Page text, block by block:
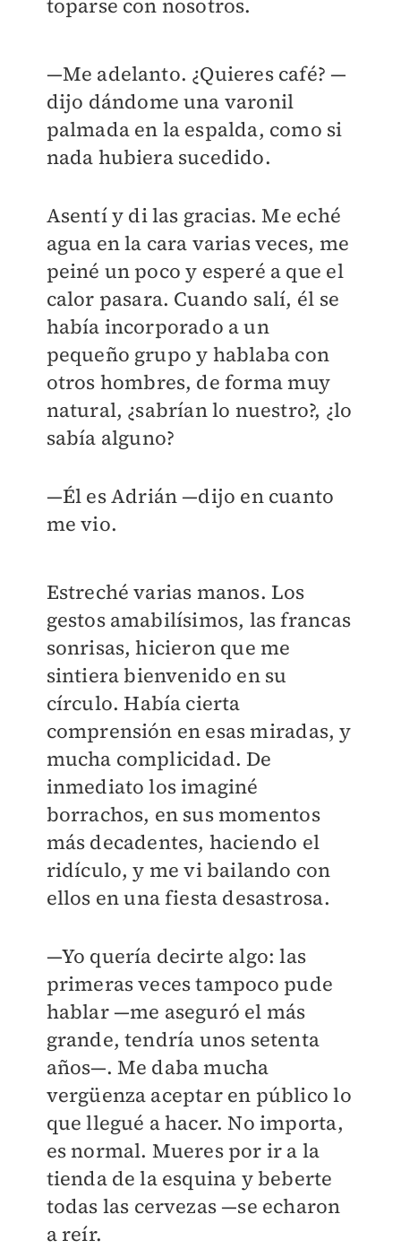
toparse con nosotros.
—Me adelanto. ¿Quieres café? —
dijo dándome una varonil
palmada en la espalda, como si
nada hubiera sucedido.
Asentí y di las gracias. Me eché
agua en la cara varias veces, me
peiné un poco y esperé a que el
calor pasara. Cuando salí, él se
había incorporado a un
pequeño grupo y hablaba con
otros hombres, de forma muy
natural, ¿sabrían lo nuestro?, ¿lo
sabía alguno?
—Él es Adrián —dijo en cuanto
me vio.
Estreché varias manos. Los
gestos amabilísimos, las francas
sonrisas, hicieron que me
sintiera bienvenido en su
círculo. Había cierta
comprensión en esas miradas, y
mucha complicidad. De
inmediato los imaginé
borrachos, en sus momentos
más decadentes, haciendo el
ridículo, y me vi bailando con
ellos en una fiesta desastrosa.
—Yo quería decirte algo: las
primeras veces tampoco pude
hablar —me aseguró el más
grande, tendría unos setenta
años—. Me daba mucha
vergüenza aceptar en público lo
que llegué a hacer. No importa,
es normal. Mueres por ir a la
tienda de la esquina y beberte
todas las cervezas —se echaron
a reír.